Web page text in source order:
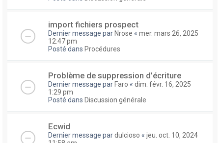
import fichiers prospect
Dernier message par Nrose « mer. mars 26, 2025
12:47 pm
Posté dans Procédures
Problème de suppression d'écriture
Dernier message par Faro « dim. févr. 16, 2025
1:29 pm
Posté dans Discussion générale
Ecwid
Dernier message pardulcioso « jeu. oct. 10, 2024